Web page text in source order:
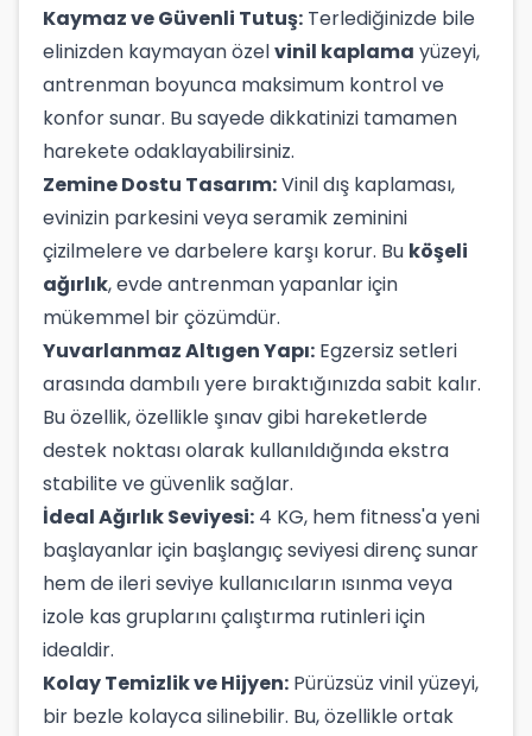
Kaymaz ve Güvenli Tutuş: Terlediğinizde bile
elinizden kaymayan özelvinil kaplama yüzeyi,
antrenman boyunca maksimum kontrol ve
konfor sunar. Bu sayede dikkatinizi tamamen
harekete odaklayabilirsiniz.
Zemine Dostu Tasarım:Vinil dış kaplaması,
evinizin parkesini veya seramik zeminini
çizilmelere ve darbelere karşı korur. Bu köşeli
ağırlık, evde antrenman yapanlar için
mükemmel bir çözümdür.
Yuvarlanmaz Altıgen Yapı: Egzersiz setleri
arasında dambılı yere bıraktığınızda sabit kalır.
Bu özellik, özellikle şınav gibi hareketlerde
destek noktası olarak kullanıldığında ekstra
stabilite ve güvenlik sağlar.
İdeal Ağırlık Seviyesi: 4 KG, hem fitness'a yeni
başlayanlar için başlangıç seviyesi direnç sunar
hem de ileri seviye kullanıcıların ısınma veya
izole kas gruplarını çalıştırma rutinleri için
idealdir.
Kolay Temizlik ve Hijyen: Pürüzsüz vinil yüzeyi,
bir bezle kolayca silinebilir. Bu, özellikle ortak